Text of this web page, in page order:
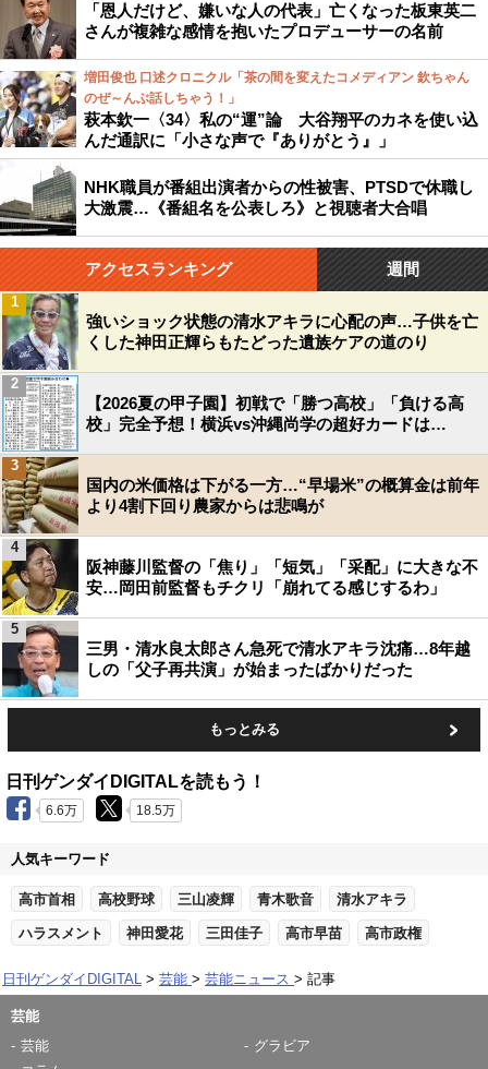
「恩人だけど、嫌いな人の代表」亡くなった板東英二
さんが複雑な感情を抱いたプロデューサーの名前
増田俊也 口述クロニクル「茶の間を変えたコメディアン 欽ちゃん
のぜ～んぶ話しちゃう！」
萩本欽一〈34〉私の“運”論 大谷翔平のカネを使い込
んだ通訳に「小さな声で『ありがとう』」
NHK職員が番組出演者からの性被害、PTSDで休職し
大激震…《番組名を公表しろ》と視聴者大合唱
アクセスランキング 週間
強いショック状態の清水アキラに心配の声…子供を亡
くした神田正輝らもたどった遺族ケアの道のり
1
【2026夏の甲子園】初戦で「勝つ高校」「負ける高
校」完全予想！横浜vs沖縄尚学の超好カードは…
2
国内の米価格は下がる一方…“早場米”の概算金は前年
より4割下回り農家からは悲鳴が
3
阪神藤川監督の「焦り」「短気」「采配」に大きな不
安…岡田前監督もチクリ「崩れてる感じするわ」
4
三男・清水良太郎さん急死で清水アキラ沈痛…8年越
しの「父子再共演」が始まったばかりだった
5
もっとみる
日刊ゲンダイDIGITALを読もう！
6.6万 18.5万
人気キーワード
高市首相 高校野球 三山凌輝 青木歌音 清水アキラ
ハラスメント 神田愛花 三田佳子 高市早苗 高市政権
日刊ゲンダイDIGITAL 芸能 芸能ニュース 記事
芸能
芸能
グラビア